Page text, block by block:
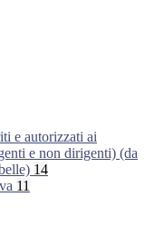
e autorizzati ai
e non dirigenti) (da
14
11